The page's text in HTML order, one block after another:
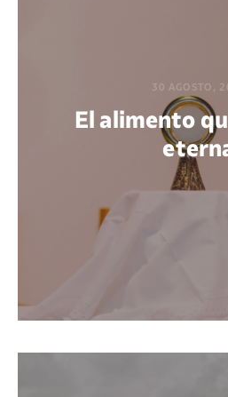
30 AGOSTO,
El alimento
POR MARÍA